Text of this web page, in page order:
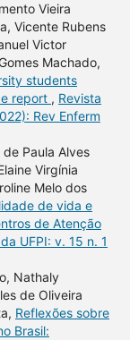
Vieira
Vicente Rubens
Victor
Machado,
students
report , Revista
Rev Enferm
Paula Alves
Virgínia
Melo dos
de vida e
de Atenção
UFPI: v. 15 n. 1
Nathaly
de Oliveira
Reflexões sobre
Brasil: